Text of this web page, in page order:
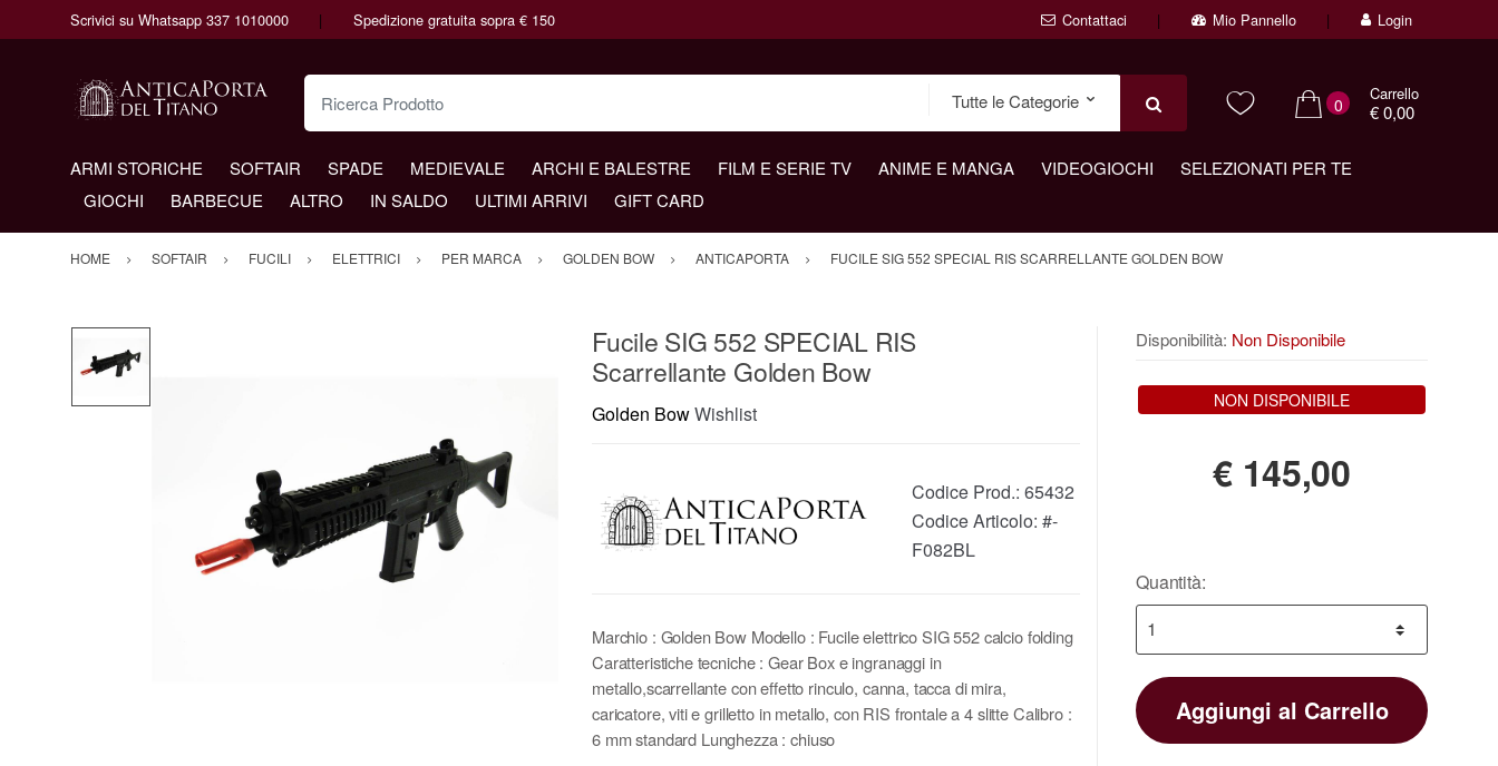
Scrivici su Whatsapp 337 1010000 Spedizione gratuita sopra € 150 Contattaci Mio Pannello Login
Ricerca Prodotto
0
Carrello
€ 0,00
ARMI STORICHE SOFTAIR SPADE MEDIEVALE ARCHI E BALESTRE FILM E SERIE TV ANIME E MANGA VIDEOGIOCHI
SELEZIONATI PER TE
GIOCHI
BARBECUE ALTRO IN SALDO ULTIMI ARRIVI GIFT CARD
HOME SOFTAIR FUCILI ELETTRICI PER MARCA GOLDEN BOW ANTICAPORTA FUCILE SIG 552 SPECIAL RIS SCARRELLANTE GOLDEN BOW
Fucile SIG 552 SPECIAL RIS
Scarrellante Golden Bow
Golden BowWishlist
Codice Prod.: 65432
Codice Articolo: #-
F082BL
Marchio : Golden Bow Modello : Fucile elettrico SIG 552 calcio folding
Caratteristiche tecniche : Gear Box e ingranaggi in
metallo,scarrellante con effetto rinculo, canna, tacca di mira,
caricatore, viti e grilletto in metallo, con RIS frontale a 4 slitte Calibro :
6 mm standard Lunghezza : chiuso
Disponibilità: Non Disponibile
NON DISPONIBILE
€ 145,00
Quantità:
Aggiungi al Carrello